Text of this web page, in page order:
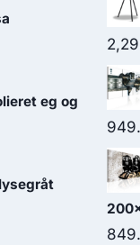
eg og